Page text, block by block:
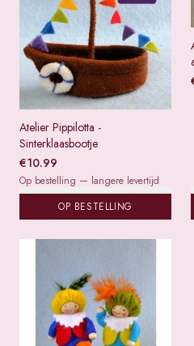
Atelier Pippilotta -
Sinterklaasbootje
€10.99
Op bestelling — langere levertijd
OP BESTELLING